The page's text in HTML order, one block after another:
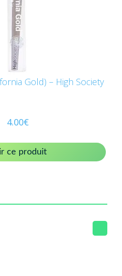
Gold) – High Society
4.00€
ce produit